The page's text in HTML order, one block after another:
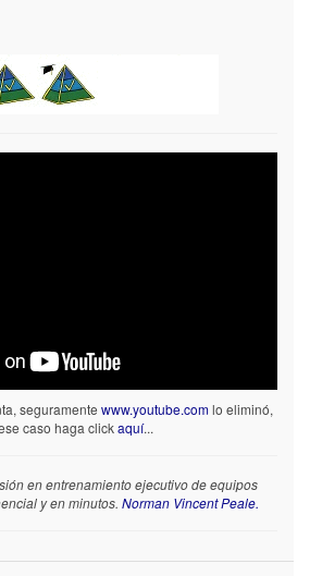
seguramente www.youtube.comlo eliminó,
caso haga clickaquí...
en entrenamiento ejecutivo de equipos
y en minutos. Norman Vincent Peale.